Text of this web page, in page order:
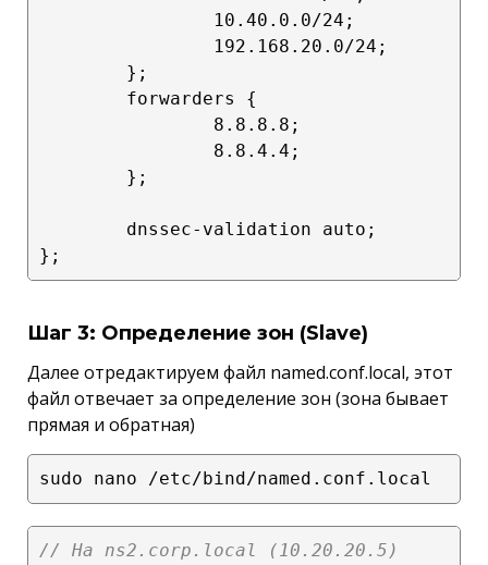
                10.40.0.0/24;
                192.168.20.0/24;
        };
        forwarders {
                8.8.8.8;
                8.8.4.4;
        };
        dnssec-validation auto;
Шаг 3: Определение зон (Slave)
Далее отредактируем файл named.conf.local, этот
файл отвечает за определение зон (зона бывает
прямая и обратная)
// На ns2.corp.local (10.20.20.5)